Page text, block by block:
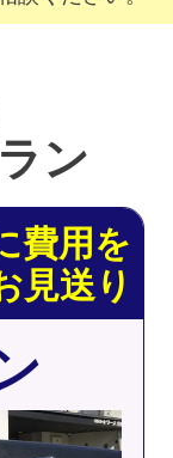
ン
費用を
見送り